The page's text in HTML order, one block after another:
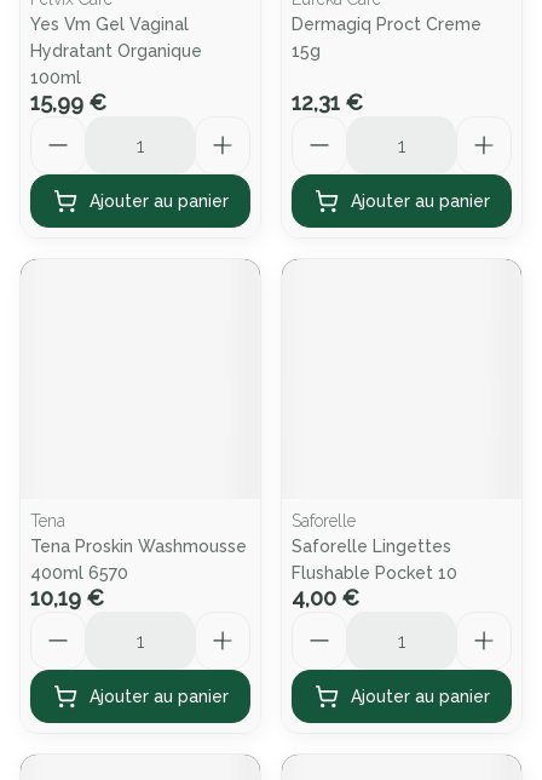
Yes Vm Gel Vaginal
Hydratant Organique
100ml
15,99 €
Ajouter au panier
Dermagiq Proct Creme
15g
12,31 €
Ajouter au panier
Tena
Tena Proskin Washmousse
400ml 6570
10,19 €
Ajouter au panier
Saforelle
Saforelle Lingettes
Flushable Pocket 10
4,00 €
Ajouter au panier